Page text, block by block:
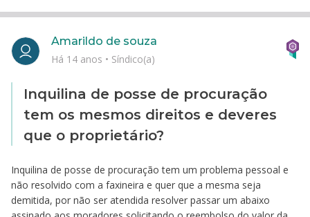
Inquilina de posse de procuração
tem os mesmos direitos e deveres
que o proprietário?
Inquilina de posse de procuração tem um problema pessoal e
não resolvido com a faxineira e quer que a mesma seja
demitida, por não ser atendida resolver passar um abaixo
Amarildo de souza
Há 14 anos • Síndico(a)